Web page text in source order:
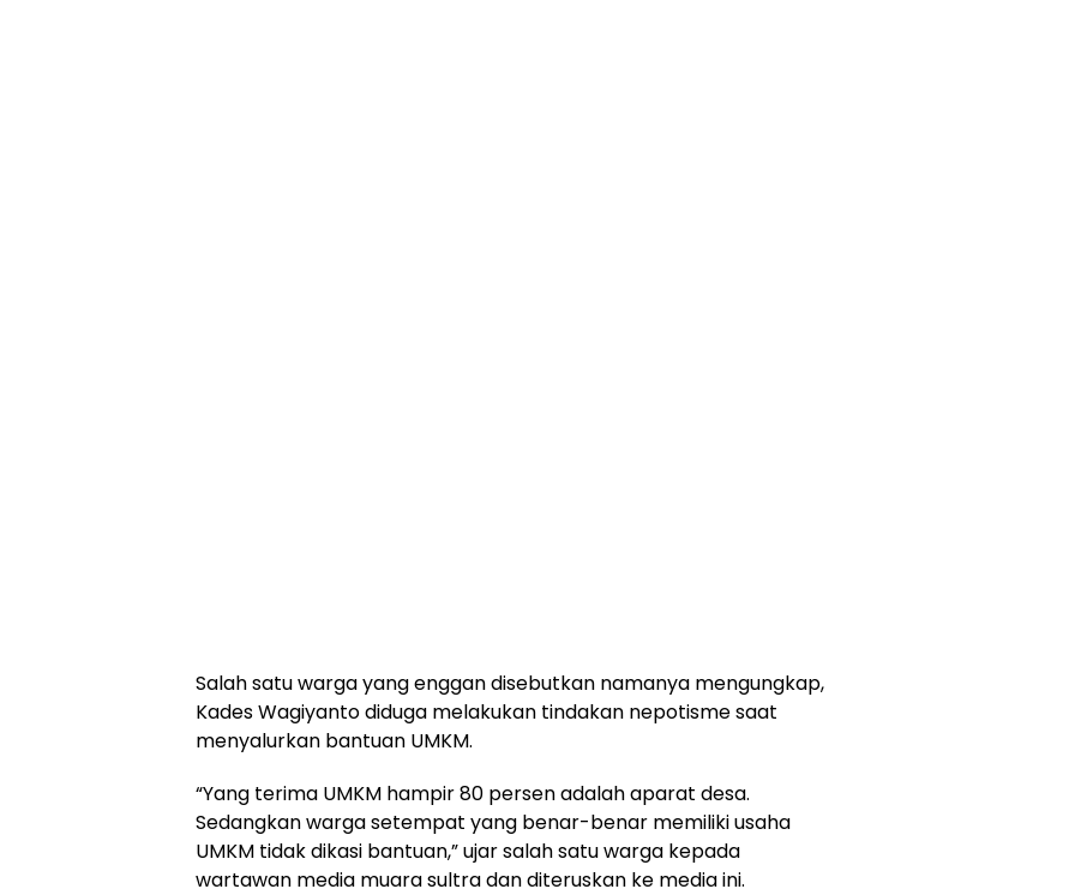
Salah satu warga yang enggan disebutkan namanya mengungkap,
Kades Wagiyanto diduga melakukan tindakan nepotisme saat
menyalurkan bantuan UMKM.
“Yang terima UMKM hampir 80 persen adalah aparat desa.
Sedangkan warga setempat yang benar-benar memiliki usaha
UMKM tidak dikasi bantuan,” ujar salah satu warga kepada
wartawan media muara sultra dan diteruskan ke media ini.